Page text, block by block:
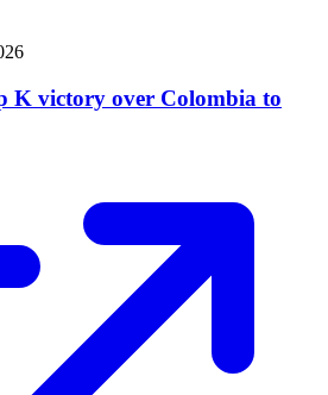
K victory over Colombia to